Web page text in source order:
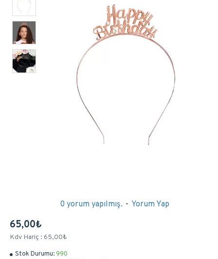
Stok Durumu: 990
0 yorum yapılmış. - Yorum Yap
65,00₺
Kdv Hariç : 65,00₺